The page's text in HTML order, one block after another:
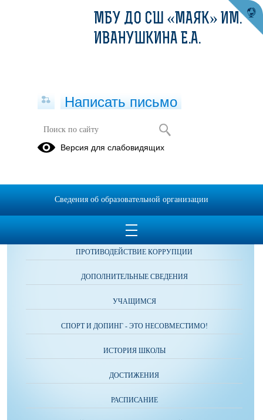
Фотоальбомы
ОБРАЩЕНИЯ ГРАЖДАН
ПРОТИВОДЕЙСТВИЕ КОРРУПЦИИ
ДОПОЛНИТЕЛЬНЫЕ СВЕДЕНИЯ
УЧАЩИМСЯ
СПОРТ И ДОПИНГ - ЭТО НЕСОВМЕСТИМО!
ИСТОРИЯ ШКОЛЫ
ДОСТИЖЕНИЯ
РАСПИСАНИЕ
МБУ ДО СШ «МАЯК» ИМ.
ИВАНУШКИНА Е.А.
Написать письмо
Версия для слабовидящих
Сведения об образовательной организации